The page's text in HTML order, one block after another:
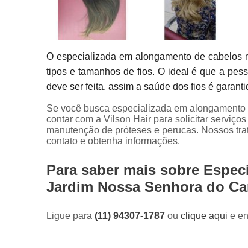
O especializada em alongamento de
tipos e tamanhos de fios. O ideal é que a
deve ser feita, assim a saúde dos fios é
Se você busca especializada em
contar com a Vilson Hair para solicitar
manutenção de próteses e perucas. Nossos
contato e obtenha informações.
Para saber mais sobre
Jardim Nossa Senhora do
Ligue para(11) 94307-1787ouclique aqui e